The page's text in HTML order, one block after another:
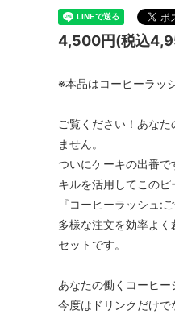
レーション・災害
フィールドチケット
4,500円(税込
※本品はコーヒーラッ
ご覧ください！あな
ません。
ついにケーキの出番
キルを活用してこのピ
『コーヒーラッシュ:
多様な注文を効率よ
セットです。
あなたの働くコーヒ
今度はドリンクだけで